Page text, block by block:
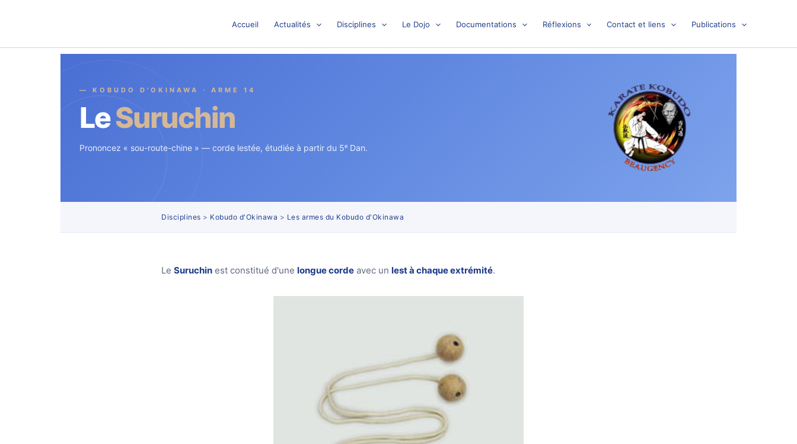
Accueil Actualités Disciplines Le Dojo Documentations Réflexions Contact et liens Publications
— KOBUDO D'OKINAWA · ARME 14
LeSuruchin
Prononcez « sou-route-chine » — corde lestée, étudiée à partir du 5ᵉ Dan.
Disciplines > Kobudo d'Okinawa > Les armes du Kobudo d'Okinawa
Le Suruchin est constitué d'une longue corde avec un lest à chaque extrémité.